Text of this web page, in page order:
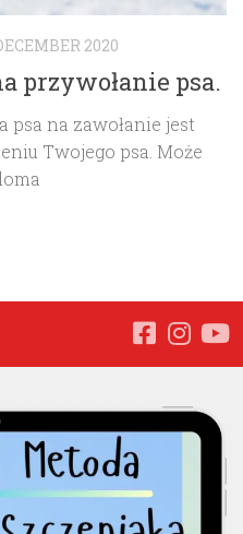
2020
przywołanie psa.
na zawołanie jest
Twojego psa. Może